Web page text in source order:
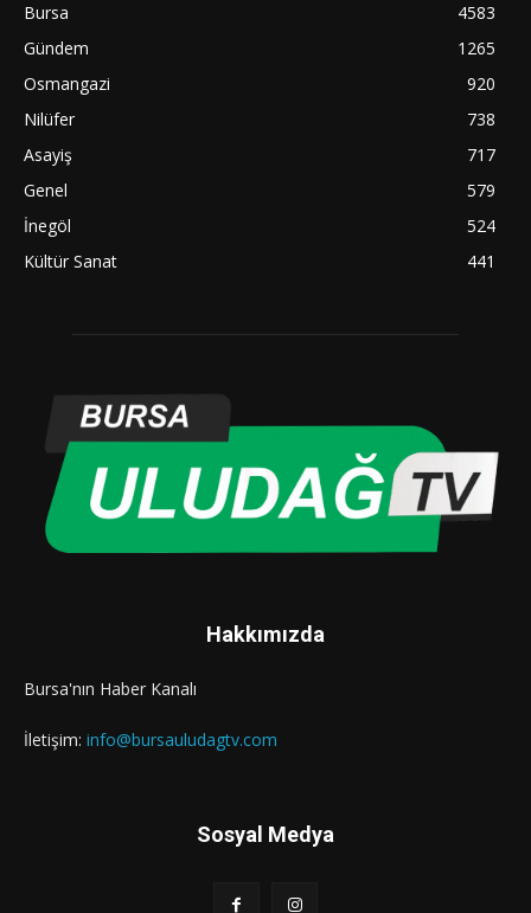
Bursa
4583
Gündem
1265
Osmangazi
920
Nilüfer
738
Asayiş
717
Genel
579
İnegöl
524
Kültür Sanat
441
Hakkımızda
Bursa'nın Haber Kanalı
İletişim: info@bursauludagtv.com
Sosyal Medya